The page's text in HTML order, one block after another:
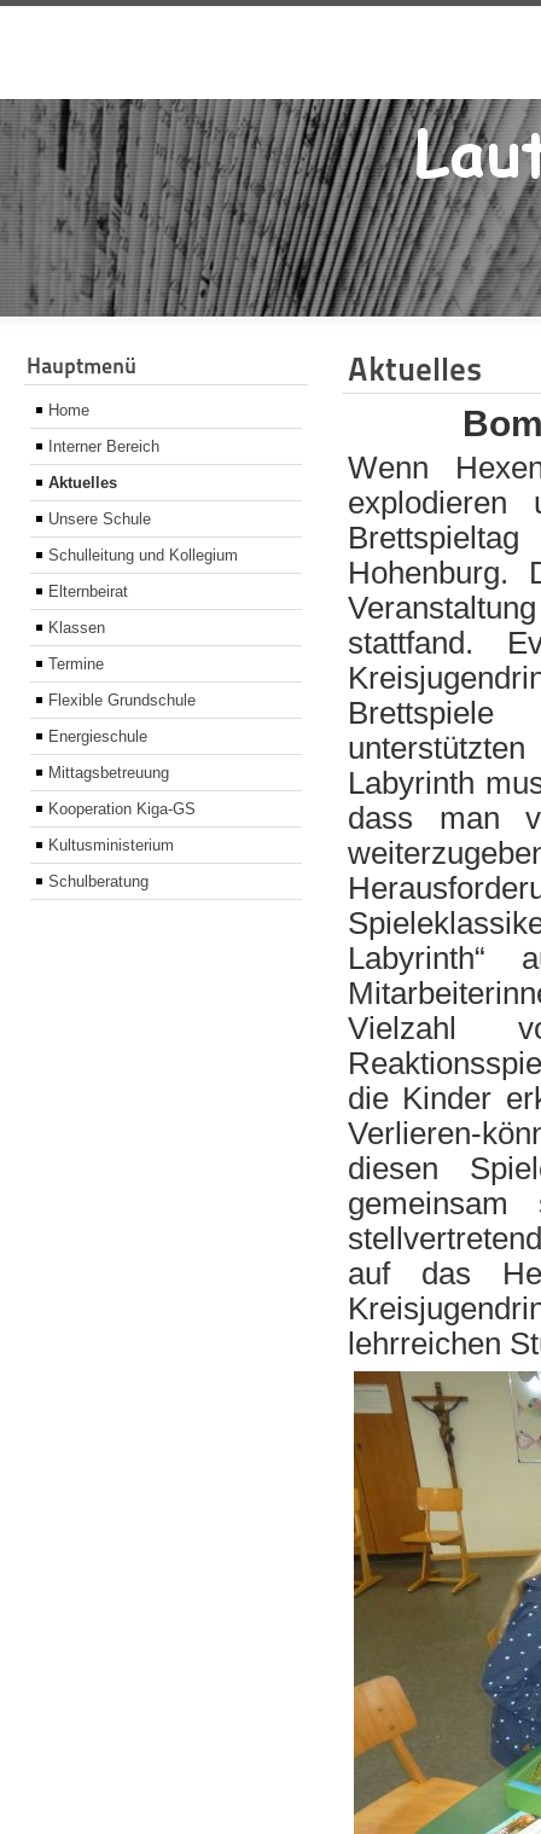
Hauptmenü
Home
Interner Bereich
Aktuelles
Unsere Schule
Schulleitung und Kollegium
Elternbeirat
Klassen
Termine
Flexible Grundschule
Energieschule
Mittagsbetreuung
Kooperation Kiga-GS
Kultusministerium
Schulberatung
Aktuelles
Wenn
Hohenburg.
stattfand.
Labyrinth
dass man
Labyrinth“
Vielzahl
die Kinder
Verlieren-
diesen
auf das
lehrreichen